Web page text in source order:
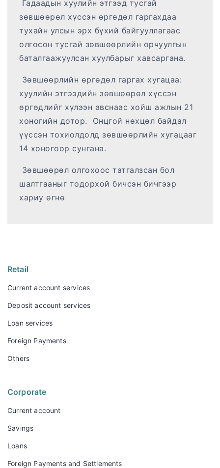
Гадаадын хуулийн этгээд тусгай
зөвшөөрөл хүссэн өргөдөл гаргахдаа
тухайн улсын эрх бүхий байгууллагаас
олгосон тусгай зөвшөөрлийн орчуулгын
баталгаажуулсан хуулбарыг хавсаргана.
Зөвшөөрлийн өргөдөл гаргах хугацаа:
хуулийн этгээдийн зөвшөөрөл хүссэн
өргөдлийг хүлээн авснаас хойш ажлын 21
хоногийн дотор. Онцгой нөхцөл байдал
үүссэн тохиолдолд зөвшөөрлийн хугацааг
14 хоногоор сунгана.
Зөвшөөрөл олгохоос татгалзсан бол
шалтгааныг тодорхой бичсэн бичгээр
хариу өгнө
Retail
Current account services
Deposit account services
Loan services
Foreign Payments
Others
Corporate
Current account
Savings
Loans
Foreign Payments and Settlements